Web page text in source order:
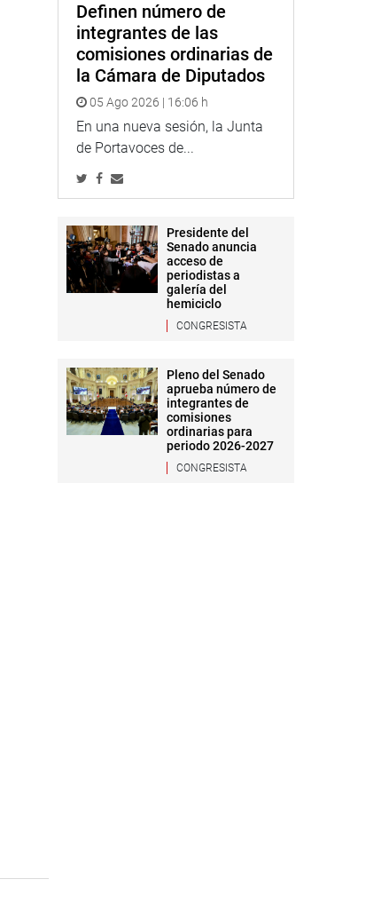
Definen número de
integrantes de las
comisiones ordinarias de
la Cámara de Diputados
05 Ago 2026 | 16:06 h
En una nueva sesión, la Junta
de Portavoces de...
Presidente del
Senado anuncia
acceso de
periodistas a
galería del
hemiciclo
CONGRESISTA
Pleno del Senado
aprueba número de
integrantes de
comisiones
ordinarias para
periodo 2026-2027
CONGRESISTA